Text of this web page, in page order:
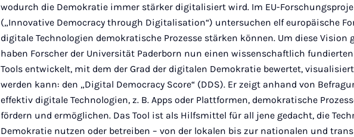
wodurch die Demokratie immer stärker digitalisiert wird. Im EU-
(„Innovative Democracy through Digitalisation“) untersuchen elf europäische
digitale Technologien demokratische Prozesse stärken können. Um diese Vision
haben Forscher der Universität Paderborn nun einen wissenschaftlich fundierten
Tools entwickelt, mit dem der Grad der digitalen Demokratie bewertet,
werden kann: den „Digital Democracy Score“ (DDS). Er zeigt anhand von
effektiv digitale Technologien, z. B. Apps oder Plattformen, demokratische
fördern und ermöglichen. Das Tool ist als Hilfsmittel für all jene gedacht, die
Demokratie nutzen oder betreiben – von der lokalen bis zur nationalen und